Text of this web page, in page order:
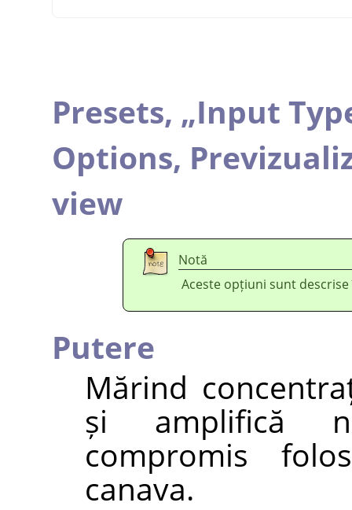
Presets, „Input
Options,
view
Notă
Aceste opțiuni sunt
Putere
Mărind
și amplifică
compromis
canava.